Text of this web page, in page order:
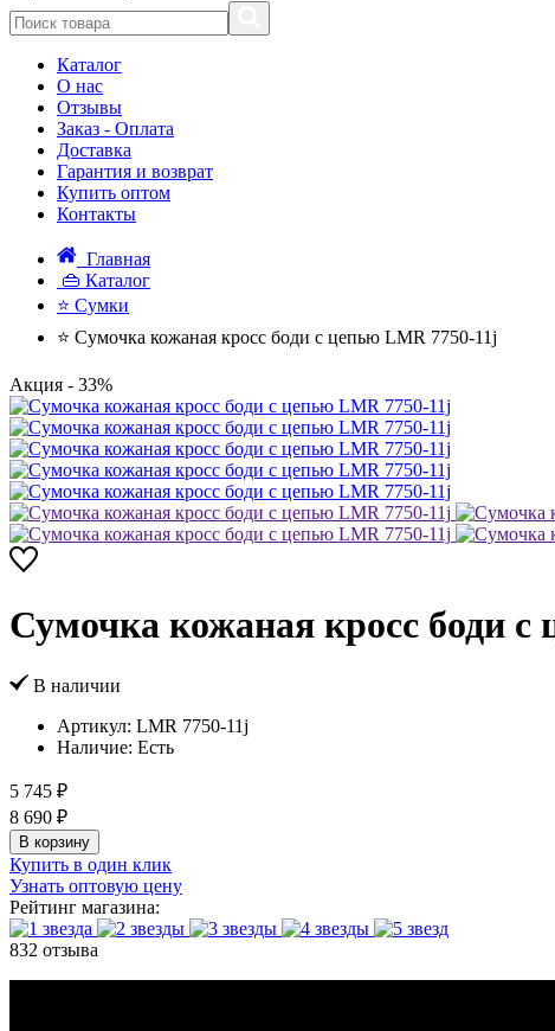
Каталог
О нас
Отзывы
Заказ - Оплата
Доставка
Гарантия и возврат
Купить оптом
Контакты
Главная
👜 Каталог
⭐ Сумки
⭐ Сумочка кожаная кросс боди с цепью LMR 7750-11j
Акция - 33%
Сумочка кожаная кросс боди с
В наличии
Артикул: LMR 7750-11j
Наличие: Есть
5 745 ₽
8 690 ₽
В корзину
Купить в один клик
Узнать оптовую цену
Рейтинг магазина:
832 отзыва